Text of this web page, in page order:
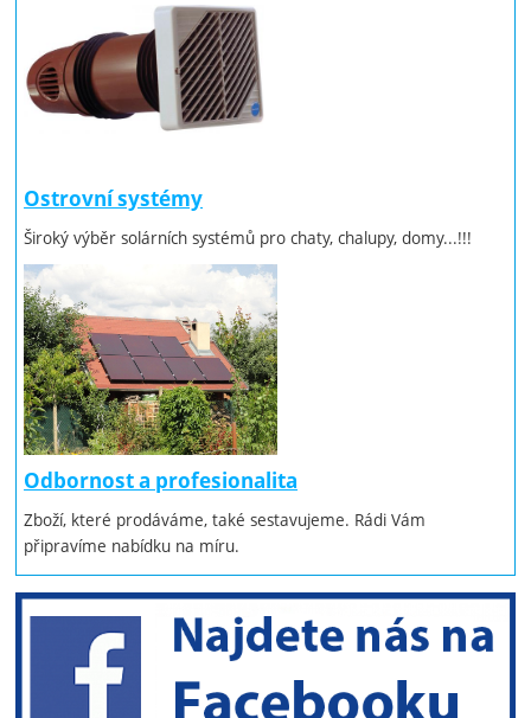
Ostrovní systémy
Široký výběr solárních systémů pro chaty, chalupy, domy...!!!
Odbornost a profesionalita
Zboží, které prodáváme, také sestavujeme. Rádi Vám
připravíme nabídku na míru.